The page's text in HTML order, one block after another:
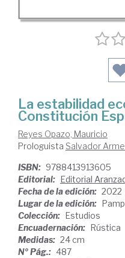
La estabilidad
Constitución
Reyes Opazo, Mauricio
Prologuista Salvador
ISBN: 9788413913605
Editorial: Editorial
Fecha de la edición: 2022
Lugar de la edición:
Colección: Estudios
Encuadernación: Rústica
Medidas: 24 cm
Nº Pág.: 487